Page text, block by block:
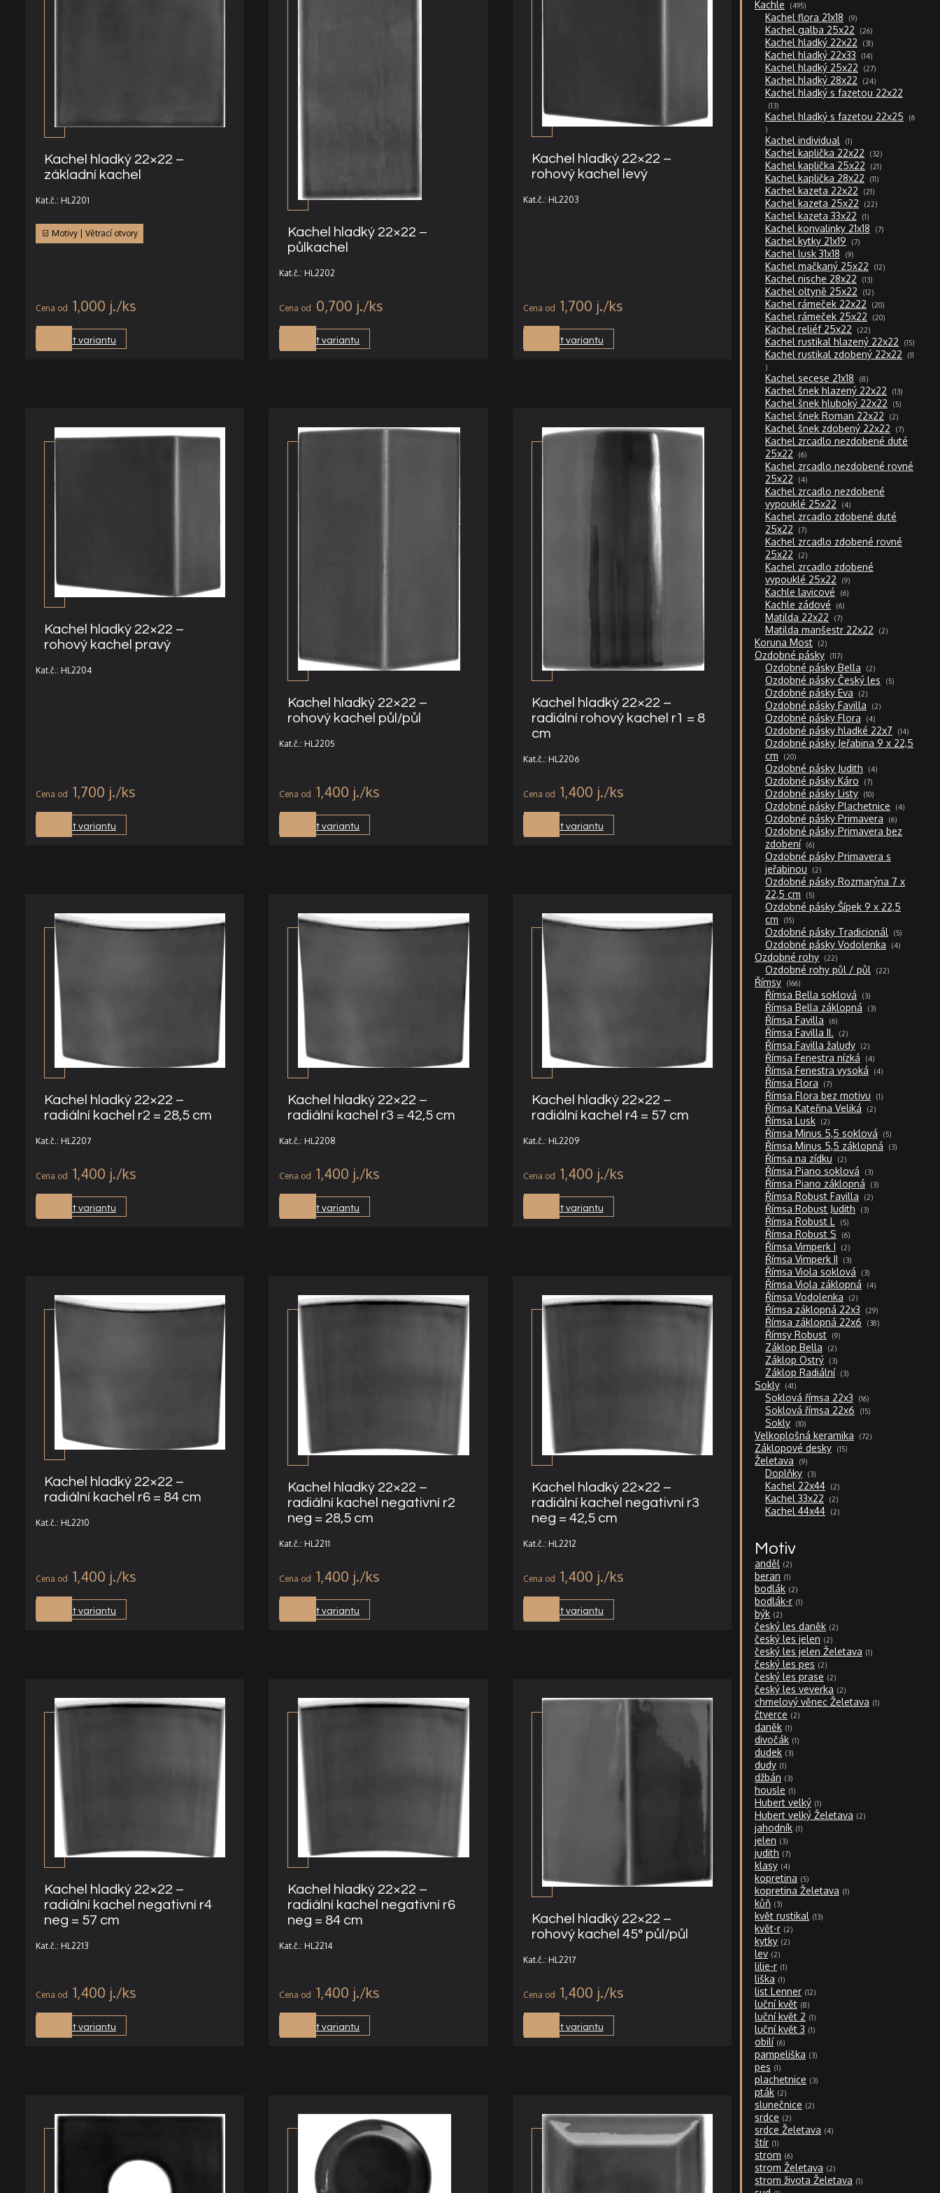
Kachel hladký 22×22 –
základní kachel
Kat.č.: HL2201
Motivy | Větrací otvory
1,000 j.
Vybrat variantu
Kachel hladký 22×22 –
půlkachel
Kat.č.: HL2202
0,700 j.
Vybrat variantu
Kachel hladký 22×22 –
rohový kachel levý
Kat.č.: HL2203
1,700 j.
Vybrat variantu
Kachel hladký 22×22 –
rohový kachel pravý
Kat.č.: HL2204
1,700 j.
Vybrat variantu
Kachel hladký 22×22 –
rohový kachel půl/půl
Kat.č.: HL2205
1,400 j.
Vybrat variantu
Kachel hladký 22×22 –
radiální rohový kachel r1 = 8
cm
Kat.č.: HL2206
1,400 j.
Vybrat variantu
Kachel hladký 22×22 –
radiální kachel r2 = 28,5 cm
Kat.č.: HL2207
1,400 j.
Vybrat variantu
Kachel hladký 22×22 –
radiální kachel r3 = 42,5 cm
Kat.č.: HL2208
1,400 j.
Vybrat variantu
Kachel hladký 22×22 –
radiální kachel r4 = 57 cm
Kat.č.: HL2209
1,400 j.
Vybrat variantu
Kachel hladký 22×22 –
radiální kachel r6 = 84 cm
Kat.č.: HL2210
1,400 j.
Vybrat variantu
Kachel hladký 22×22 –
radiální kachel negativní r2
neg = 28,5 cm
Kat.č.: HL2211
1,400 j.
Vybrat variantu
Kachel hladký 22×22 –
radiální kachel negativní r3
neg = 42,5 cm
Kat.č.: HL2212
1,400 j.
Vybrat variantu
Kachel hladký 22×22 –
radiální kachel negativní r4
neg = 57 cm
Kat.č.: HL2213
1,400 j.
Vybrat variantu
Kachel hladký 22×22 –
radiální kachel negativní r6
neg = 84 cm
Kat.č.: HL2214
1,400 j.
Vybrat variantu
Kachel hladký 22×22 –
rohový kachel 45° půl/půl
Kat.č.: HL2217
1,400 j.
Vybrat variantu
Kachle 495495
produktů
Kachel flora 21x18 99
produktů
Kachel galba 25x22 2626
produktů
Kachel hladký 22x22 3131
produktů
Kachel hladký 22x33 1414
produktů
Kachel hladký 25x22 2727
produktů
Kachel hladký 28x22 2424
produktů
Kachel hladký s fazetou 22x22
1313
produktů
Kachel hladký s fazetou 22x25
6
6
produktů
Kachel individual 11
produkt
Kachel kaplička 22x22 3232
produktů
Kachel kaplička 25x22 2121
produktů
Kachel kaplička 28x22 1111
produktů
Kachel kazeta 22x22 2121
produktů
Kachel kazeta 25x22 2222
produktů
Kachel kazeta 33x22 11
produkt
Kachel konvalinky 21x18 77
produktů
Kachel kytky 21x19 77
produktů
Kachel lusk 31x18 99
produktů
Kachel mačkaný 25x22 1212
produktů
Kachel nische 28x22 1313
produktů
Kachel oltyně 25x22 1212
produktů
Kachel rámeček 22x22 2020
produktů
Kachel rámeček 25x22 2020
produktů
Kachel reliéf 25x22 2222
produktů
Kachel rustikal hlazený 22x22 1515
produktů
Kachel rustikal zdobený 22x22
11
11
produktů
Kachel secese 21x18 88
produktů
Kachel šnek hlazený 22x22 1313
produktů
Kachel šnek hluboký 22x22 55
produktů
Kachel šnek Roman 22x22 22
produkty
Kachel šnek zdobený 22x22 77
produktů
Kachel zrcadlo nezdobené duté
25x22
66
produktů
Kachel zrcadlo nezdobené rovné
25x22
44
produkty
Kachel zrcadlo nezdobené
vypouklé 25x22
44
produkty
Kachel zrcadlo zdobené duté
25x22
77
produktů
Kachel zrcadlo zdobené rovné
25x22
22
produkty
Kachel zrcadlo zdobené
vypouklé 25x22
99
produktů
Kachle lavicové 66
produktů
Kachle zádové 66
produktů
Matilda 22x22 77
produktů
Matilda manšestr 22x22 22
produkty
Koruna Most 22
produkty
Ozdobné pásky 117117
produktů
Ozdobné pásky Bella 22
produkty
Ozdobné pásky Český les 55
produktů
Ozdobné pásky Eva 22
produkty
Ozdobné pásky Favilla 22
produkty
Ozdobné pásky Flora 44
produkty
Ozdobné pásky hladké 22x7 1414
produktů
Ozdobné pásky Jeřabina 9 x 22,5
cm
2020
produktů
Ozdobné pásky Judith 44
produkty
Ozdobné pásky Káro 77
produktů
Ozdobné pásky Listy 1010
produktů
Ozdobné pásky Plachetnice 44
produkty
Ozdobné pásky Primavera 66
produktů
Ozdobné pásky Primavera bez
zdobení
66
produktů
Ozdobné pásky Primavera s
jeřabinou
22
produkty
Ozdobné pásky Rozmarýna 7 x
22,5 cm
55
produktů
Ozdobné pásky Šípek 9 x 22,5
cm
1515
produktů
Ozdobné pásky Tradicionál 55
produktů
Ozdobné pásky Vodolenka 44
produkty
Ozdobné rohy 2222
produktů
Ozdobné rohy půl / půl 2222
produktů
Římsy 166166
produktů
Římsa Bella soklová 33
produkty
Římsa Bella záklopná 33
produkty
Římsa Favilla 66
produktů
Římsa Favilla II. 22
produkty
Římsa Favilla žaludy 22
produkty
Římsa Fenestra nízká 44
produkty
Římsa Fenestra vysoká 44
produkty
Římsa Flora 77
produktů
Římsa Flora bez motivu 11
produkt
Římsa Kateřina Veliká 22
produkty
Římsa Lusk 22
produkty
Římsa Minus 5,5 soklová 55
produktů
Římsa Minus 5,5 záklopná 33
produkty
Římsa na zídku 22
produkty
Římsa Piano soklová 33
produkty
Římsa Piano záklopná 33
produkty
Římsa Robust Favilla 22
produkty
Římsa Robust Judith 33
produkty
Římsa Robust L 55
produktů
Římsa Robust S 66
produktů
Římsa Vimperk I 22
produkty
Římsa Vimperk II 33
produkty
Římsa Viola soklová 33
produkty
Římsa Viola záklopná 44
produkty
Římsa Vodolenka 22
produkty
Římsa záklopná 22x3 2929
produktů
Římsa záklopná 22x6 3838
produktů
Římsy Robust 99
produktů
Záklop Bella 22
produkty
Záklop Ostrý 33
produkty
Záklop Radiální 33
produkty
Sokly 4141
produktů
Soklová římsa 22x3 1616
produktů
Soklová římsa 22x6 1515
produktů
Sokly 1010
produktů
Velkoplošná keramika 7272
produktů
Záklopové desky 1515
produktů
Želetava 99
produktů
Doplňky 33
produkty
Kachel 22x44 22
produkty
Kachel 33x22 22
produkty
Kachel 44x44 22
produkty
Motiv
anděl 2
beran 1
bodlák 2
bodlák-r 1
býk 2
český les daněk 2
český les jelen 2
český les jelen Želetava 1
český les pes 2
český les prase 2
český les veverka 2
chmelový věnec Želetava 1
čtverce 2
daněk 1
divočák 1
dudek 3
dudy 1
džbán 3
housle 1
Hubert velký 1
Hubert velký Želetava 2
jahodník 1
jelen 3
judith 7
klasy 4
kopretina 5
kopretina Želetava 1
kůň 3
květ rustikal 13
květ-r 2
kytky 2
lev 2
lilie-r 1
liška 1
list Lenner 12
luční květ 8
luční květ 2 1
luční květ 3 1
obilí 6
pampeliška 3
pes 1
plachetnice 3
pták 2
slunečnice 2
srdce 2
srdce Želetava 4
štír 1
strom 6
strom Želetava 2
strom života Želetava 1